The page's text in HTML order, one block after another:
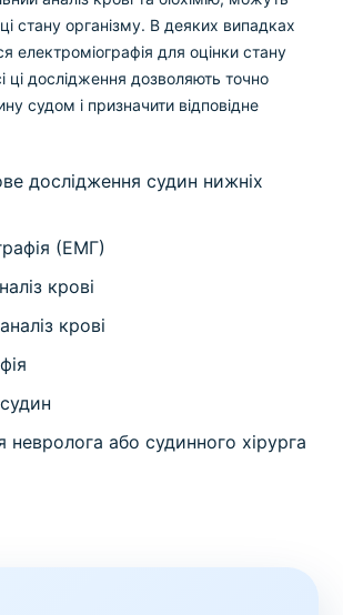
стану організму. В деяких випадках
електроміографія для оцінки стану
ці дослідження дозволяють точно
судом і призначити відповідне
дослідження судин нижніх
(ЕМГ)
крові
крові
невролога або судинного хірурга